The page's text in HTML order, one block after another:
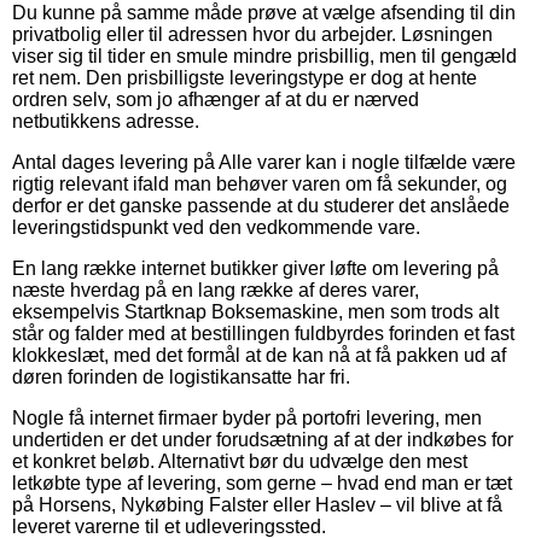
Du kunne på samme måde prøve at vælge afsending til din
privatbolig eller til adressen hvor du arbejder. Løsningen
viser sig til tider en smule mindre prisbillig, men til gengæld
ret nem. Den prisbilligste leveringstype er dog at hente
ordren selv, som jo afhænger af at du er nærved
netbutikkens adresse.
Antal dages levering på Alle varer kan i nogle tilfælde være
rigtig relevant ifald man behøver varen om få sekunder, og
derfor er det ganske passende at du studerer det anslåede
leveringstidspunkt ved den vedkommende vare.
En lang række internet butikker giver løfte om levering på
næste hverdag på en lang række af deres varer,
eksempelvis Startknap Boksemaskine, men som trods alt
står og falder med at bestillingen fuldbyrdes forinden et fast
klokkeslæt, med det formål at de kan nå at få pakken ud af
døren forinden de logistikansatte har fri.
Nogle få internet firmaer byder på portofri levering, men
undertiden er det under forudsætning af at der indkøbes for
et konkret beløb. Alternativt bør du udvælge den mest
letkøbte type af levering, som gerne – hvad end man er tæt
på Horsens, Nykøbing Falster eller Haslev – vil blive at få
leveret varerne til et udleveringssted.